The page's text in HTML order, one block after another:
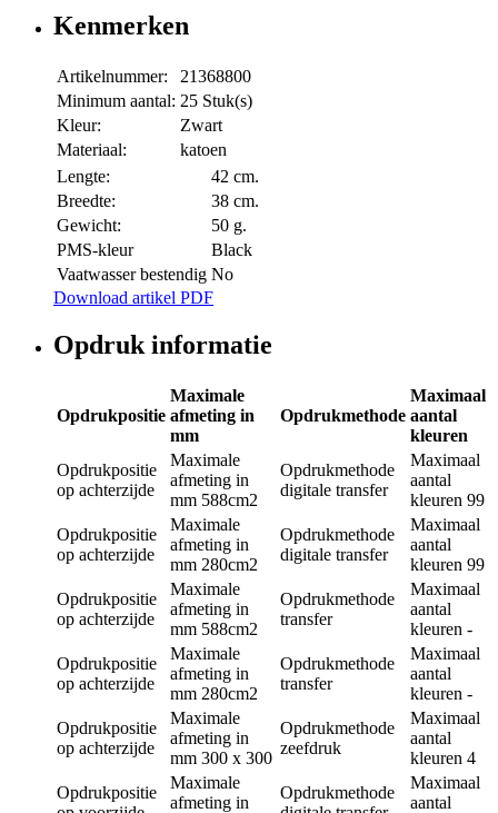
Kenmerken
Artikelnummer:
21368800
Minimum aantal: 25 Stuk(s)
Kleur:
Zwart
Materiaal:
katoen
Lengte:
42 cm.
Breedte:
38 cm.
Gewicht:
50 g.
PMS-kleur
Black
Vaatwasser bestendig No
Download artikel PDF
Opdruk informatie
Opdrukpositie
Maximale
afmeting in
mm
Opdrukmethode
Maximaal
aantal
kleuren
Opdrukpositie
op achterzijde
Maximale
afmeting in
mm 588cm2
Opdrukmethode
digitale transfer
Maximaal
aantal
kleuren 99
Opdrukpositie
op achterzijde
Maximale
afmeting in
mm 280cm2
Opdrukmethode
digitale transfer
Maximaal
aantal
kleuren 99
Opdrukpositie
op achterzijde
Maximale
afmeting in
mm 588cm2
Opdrukmethode
transfer
Maximaal
aantal
kleuren -
Opdrukpositie
op achterzijde
Maximale
afmeting in
mm 280cm2
Opdrukmethode
transfer
Maximaal
aantal
kleuren -
Opdrukpositie
op achterzijde
Maximale
afmeting in
mm 300 x 300
Opdrukmethode
zeefdruk
Maximaal
aantal
kleuren 4
Opdrukpositie
Maximale
afmeting in
Opdrukmethode
Maximaal
aantal